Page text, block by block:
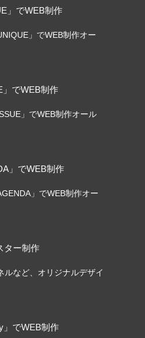
」でWEB制作
」でWEB制作オー
」でWEB制作
」でWEB制作オール
」でWEB制作
」でWEB制作オー
ター制作
ルなど、オリジナルデザイ
」でWEB制作